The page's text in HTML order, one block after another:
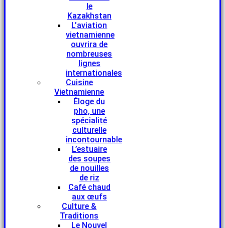
le
Kazakhstan
L’aviation
vietnamienne
ouvrira de
nombreuses
lignes
internationales
Cuisine
Vietnamienne
Éloge du
pho, une
spécialité
culturelle
incontournable
L’estuaire
des soupes
de nouilles
de riz
Café chaud
aux œufs
Culture &
Traditions
Le Nouvel